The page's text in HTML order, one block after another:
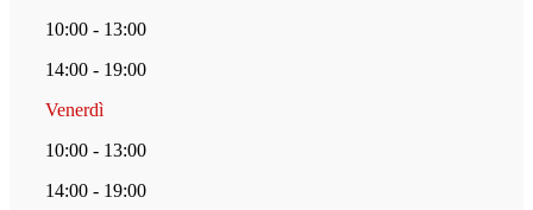
10:00 - 13:00
14:00 - 19:00
Venerdì
10:00 - 13:00
14:00 - 19:00